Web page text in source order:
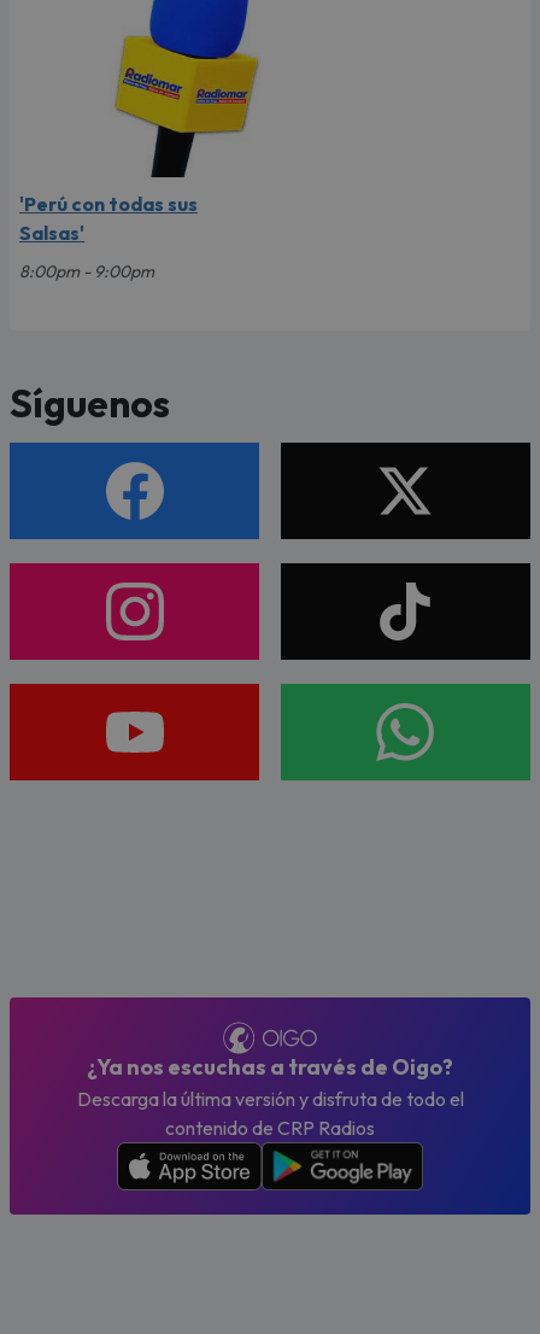
'Perú con todas sus
Salsas'
8:00pm - 9:00pm
Síguenos
¿Ya nos escuchas a través de Oigo?
Descarga la última versión y disfruta de todo el
contenido de CRP Radios